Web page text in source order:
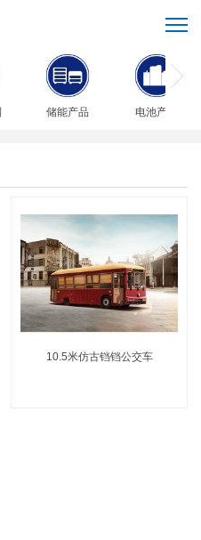
储能产品 电池产品
10.5米仿古铛铛公交车